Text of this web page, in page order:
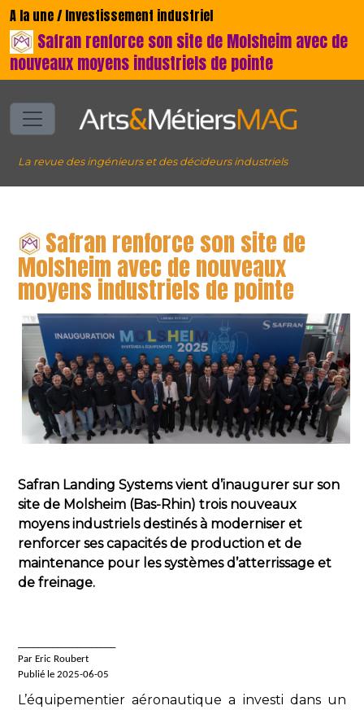
A la une / Investissement industriel
Safran renforce son site de Molsheim avec de
nouveaux moyens industriels de pointe
La revue des ingénieurs et des décideurs industriels
Safran renforce son site de
Molsheim avec de nouveaux
moyens industriels de pointe
Safran Landing Systems vient d’inaugurer sur son
site de Molsheim (Bas-Rhin) trois nouveaux
moyens industriels destinés à moderniser et
renforcer ses capacités de production et de
maintenance pour les systèmes d’atterrissage et
de freinage.
Par Eric Roubert
Publié le 2025-06-05
L’équipementier aéronautique a investi dans un